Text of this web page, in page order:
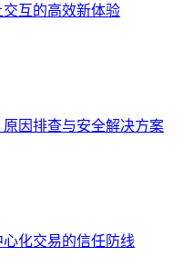
互的高效新体验
因排查与安全解决方案
化交易的信任防线